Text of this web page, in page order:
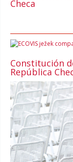
Checa
Constitución
República